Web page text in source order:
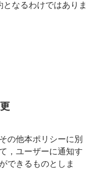
なるわけではありま
の他本ポリシーに別
，ユーザーに通知す
できるものとしま